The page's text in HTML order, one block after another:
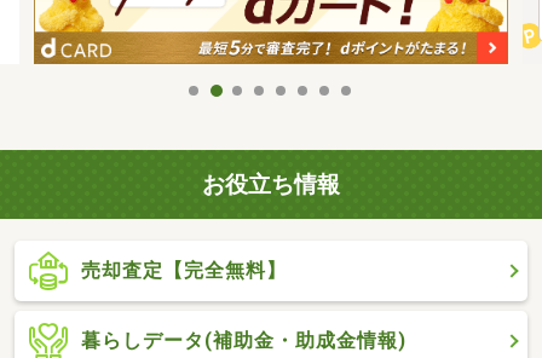
お役立ち情報
売却査定【完全無料】
暮らしデータ(補助金・助成金情報)